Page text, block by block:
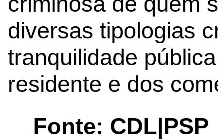
diversas tipologias
tranquilidade
residente e dos
Fonte: CDL|PSP